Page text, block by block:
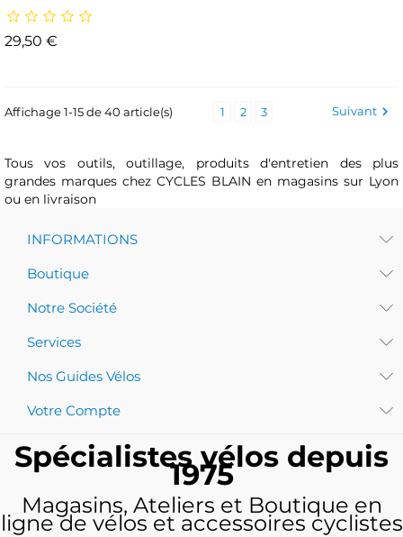
29,50 €
Affichage 1-15 de 40 article(s) 1 2 3 Suivant 
Tous vos outils, outillage, produits d'entretien des plus
grandes marques chez CYCLES BLAIN en magasins sur Lyon
ou en livraison
INFORMATIONS
Boutique
Notre Société
Services
Nos Guides Vélos
Votre Compte
Spécialistes vélos depuis
1975
Magasins, Ateliers et Boutique en
ligne de vélos et accessoires cyclistes